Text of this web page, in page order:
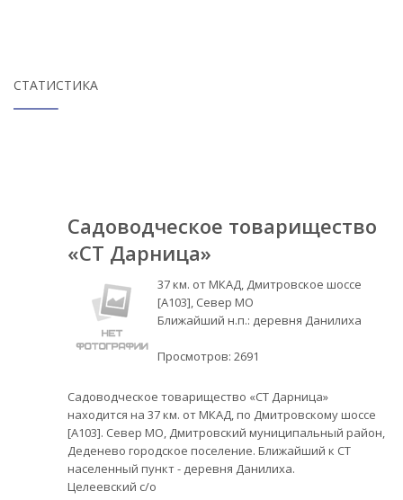
СТАТИСТИКА
Садоводческое товарищество
«СТ Дарница»
37 км. от МКАД, Дмитровское шоссе
[А103], Север МО
Ближайший н.п.: деревня Данилиха
Просмотров: 2691
Садоводческое товарищество «СТ Дарница»
находится на 37 км. от МКАД, по Дмитровскому шоссе
[А103]. Север МО, Дмитровский муниципальный район,
Деденево городское поселение. Ближайший к СТ
населенный пункт - деревня Данилиха.
Целеевский с/о